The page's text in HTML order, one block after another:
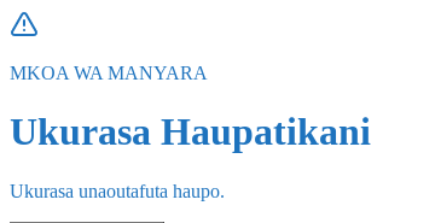
MKOA WA MANYARA
Ukurasa Haupatikani
Ukurasa unaoutafuta haupo.